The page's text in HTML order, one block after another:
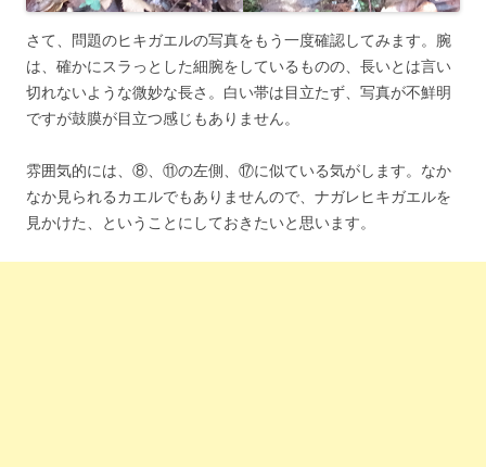
さて、問題のヒキガエルの写真をもう一度確認してみます。腕
は、確かにスラっとした細腕をしているものの、長いとは言い
切れないような微妙な長さ。白い帯は目立たず、写真が不鮮明
ですが鼓膜が目立つ感じもありません。
雰囲気的には、⑧、⑪の左側、⑰に似ている気がします。なか
なか見られるカエルでもありませんので、ナガレヒキガエルを
見かけた、ということにしておきたいと思います。